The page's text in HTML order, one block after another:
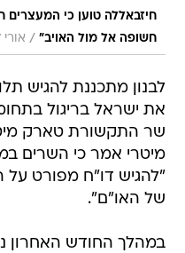
חיזבאללה טוען כי
חשופה אל מול האויב" / אורי
לבנון מתכננת להגיש
את ישראל בריגול
שר התקשורת טארק
מיטרי אמר כי השרים
"להגיש דו"ח מפורט על
של האו"ם".
במהלך החודש האחרון